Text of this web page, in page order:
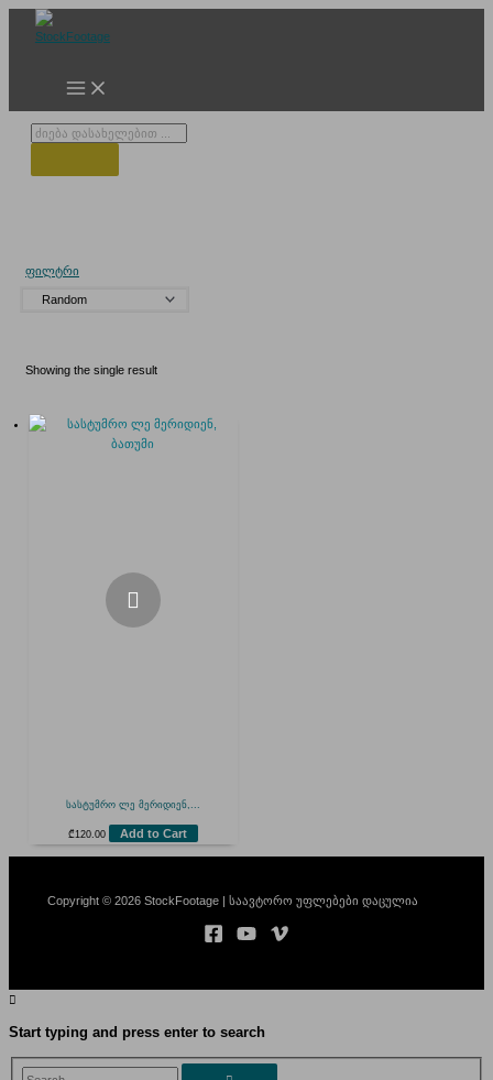
Products
ფილტრი
Showing the single result
სასტუმრო ლე მერიდიენ,...
₾ 120.00 Add to Cart
Copyright © 2026 StockFootage | საავტორო უფლებები დაცულია
Start typing and press enter to search
Search...